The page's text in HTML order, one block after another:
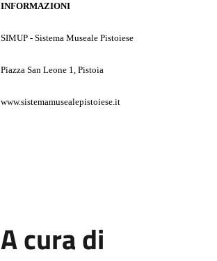
INFORMAZIONI
SIMUP - Sistema Museale Pistoiese
Piazza San Leone 1, Pistoia
www.sistemamusealepistoiese.it
A cura di